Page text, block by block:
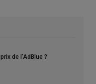
de l’AdBlue ?